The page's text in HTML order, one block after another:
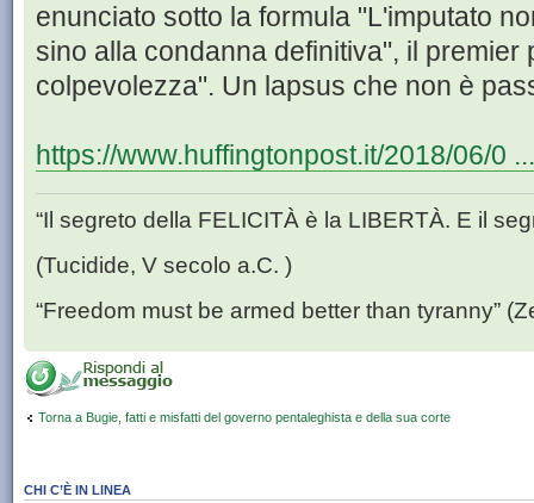
enunciato sotto la formula "L'imputato
sino alla condanna definitiva", il premier
colpevolezza". Un lapsus che non è
https://www.huffingtonpost.it/2018/06/0
“Il segreto della FELICITÀ è la LIBERTÀ. E il
(Tucidide, V secolo a.C. )
“Freedom must be armed better than tyranny”
Torna a Bugie, fatti e misfatti del governo pentaleghista e della sua corte
CHI C’È IN LINEA